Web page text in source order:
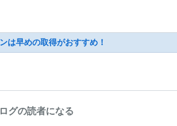
は早めの取得がおすすめ！
グの読者になる